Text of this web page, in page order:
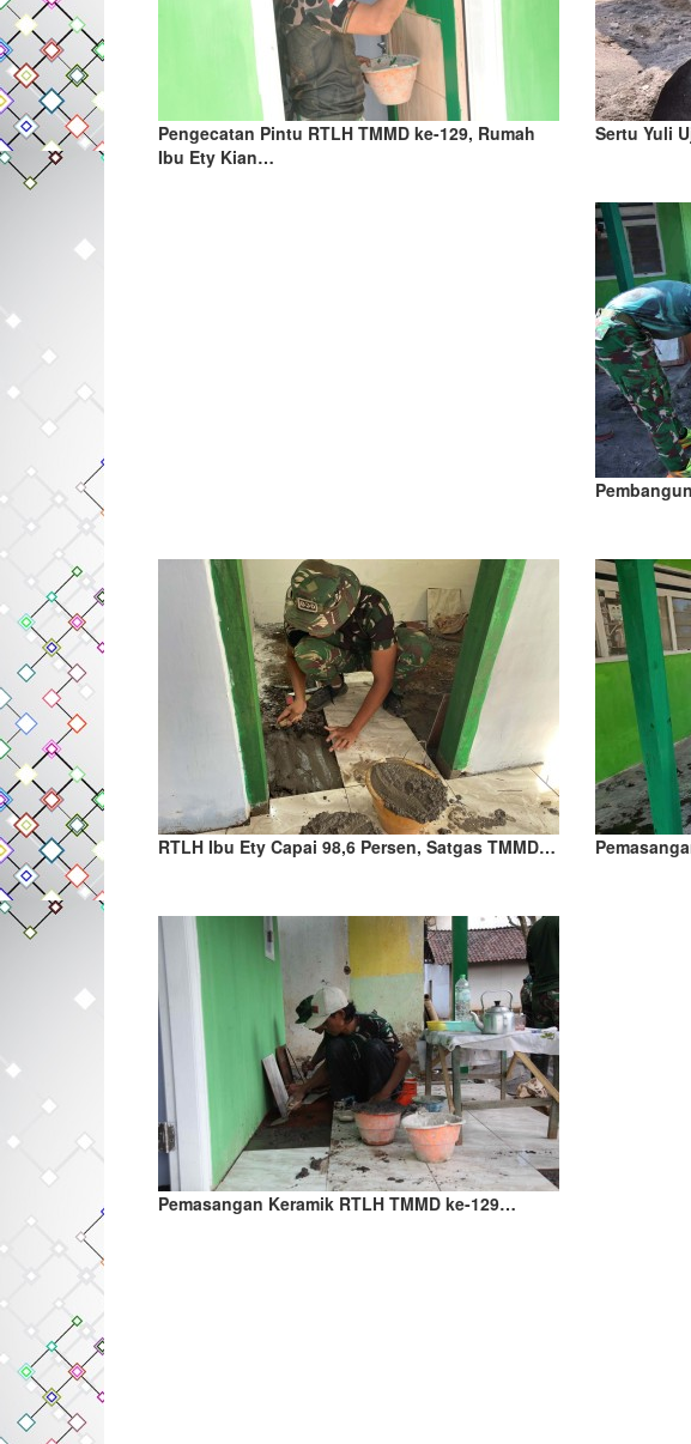
Pengecatan Pintu RTLH TMMD ke-129, Rumah
Ibu Ety Kian…
Sertu Yuli
RTLH Ibu Ety Capai 98,6 Persen, Satgas TMMD…
Pemasangan Keramik RTLH TMMD ke-129…